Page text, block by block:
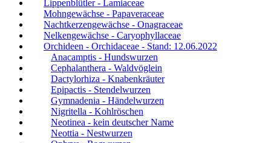
Lippenblütler - Lamiaceae
Mohngewächse - Papaveraceae
Nachtkerzengewächse - Onagraceae
Nelkengewächse - Caryophyllaceae
Orchideen - Orchidaceae - Stand: 12.06.2022
Anacamptis - Hundswurzen
Cephalanthera - Waldvöglein
Dactylorhiza - Knabenkräuter
Epipactis - Stendelwurzen
Gymnadenia - Händelwurzen
Nigritella - Kohlröschen
Neotinea - kein deutscher Name
Neottia - Nestwurzen